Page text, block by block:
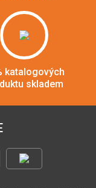
katalogových
skladem